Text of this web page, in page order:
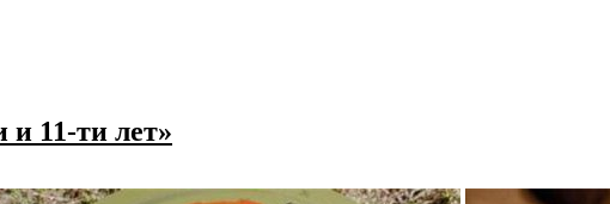
11-ти лет»